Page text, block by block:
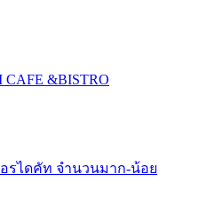
CAFE &BISTRO
รไดคัท จำนวนมาก-น้อย